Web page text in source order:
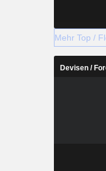
Mehr Top /
Devisen /